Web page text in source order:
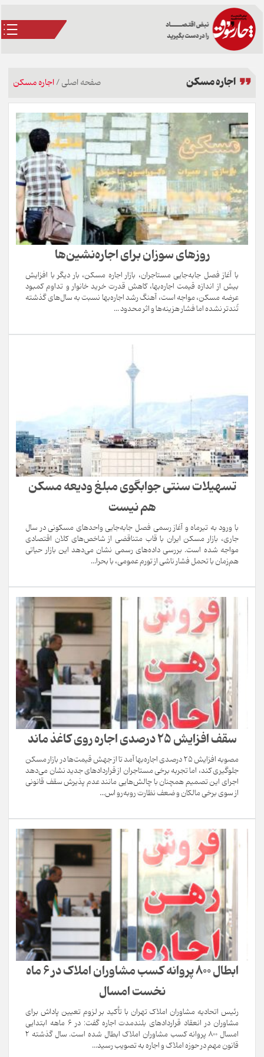
اجاره مسکن صفحه اصلی/اجاره مسکن
روزهای سوزان برای اجاره‌نشین‌ها
با آغاز فصل جابه‌جایی مستاجران، بازار اجاره مسکن، بار دیگر با افزایش
بیش از اندازه قیمت اجاره‌بها، کاهش قدرت خرید خانوار و تداوم کمبود
عرضه مسکن، مواجه است، آهنگ رشد اجاره‌بها نسبت به سال‌های گذشته
تُندتر نشده اما فشار هزینه‌ها و اثر محدود ...
تسهیلات سنتی جوابگوی مبلغ ودیعه مسکن
هم نیست
با ورود به تیرماه و آغاز رسمی فصل جابه‌جایی واحدهای مسکونی در سال
جاری، بازار مسکن ایران با قاب متناقضی از شاخص‌های کلان اقتصادی
مواجه شده است. بررسی داده‌های رسمی نشان می‌دهد این بازار حیاتی
هم‌زمان با تحمل فشار ناشی از تورم عمومی، با بحرا...
سقف افزایش 25 درصدی اجاره روی کاغذ ماند
مصوبه افزایش ۲۵ درصدی اجاره‌بها آمد تا از جهش قیمت‌ها در بازار مسکن
جلوگیری کند، اما تجربه برخی مستاجران از قراردادهای جدید نشان می‌دهد
اجرای این تصمیم همچنان با چالش‌هایی مانند عدم پذیرش سقف قانونی
از سوی برخی مالکان و ضعف نظارت روبه‌رو اس...
ابطال ۸۰۰ پروانه کسب مشاوران املاک در ۶ ماه
نخست امسال
رئیس اتحادیه مشاوران املاک تهران با تأکید بر لزوم تعیین پاداش برای
مشاوران در انعقاد قراردادهای بلندمدت اجاره گفت: در ۶ ماهه ابتدایی
امسال ۸۰۰ پروانه کسب مشاوران املاک ابطال شده است. سال گذشته ۲
قانون مهم در حوزه املاک و اجاره به تصویب رسید...